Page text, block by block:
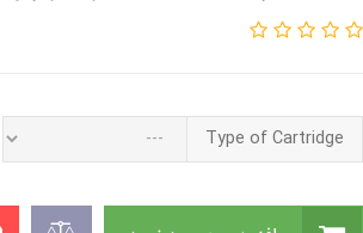
Type of Cartridge